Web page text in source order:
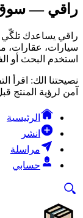
راقي — سوق
راقي يساعدك تلگّي
سيارات، عقارات،
استخدم البحث أو
نصيحتنا الك:
آمن لرؤية المنتج
الرئيسية
انشر
مراسلة
حسابي